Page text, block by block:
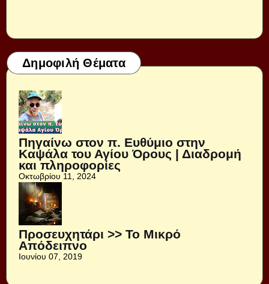
Δημοφιλή Θέματα
Πηγαίνω στον π. Ευθύμιο στην
Καψάλα του Αγίου Όρους | Διαδρομή
και πληροφορίες
Οκτωβρίου 11, 2024
Προσευχητάρι >> Το Μικρό
Απόδειπνο
Ιουνίου 07, 2019